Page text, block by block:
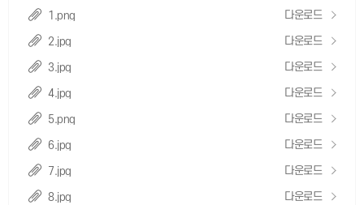
1.png 다운로드
2.jpg 다운로드
3.jpg 다운로드
4.jpg 다운로드
5.png 다운로드
6.jpg 다운로드
7.jpg 다운로드
8.jpg 다운로드